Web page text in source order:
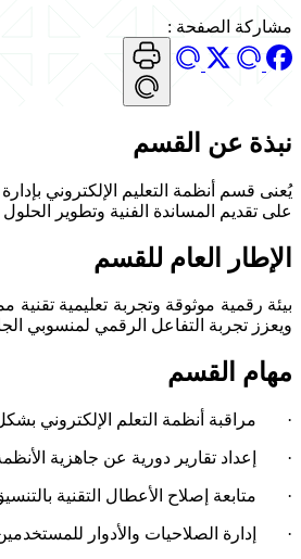
مشاركة الصفحة :
نبذة عن القسم
يُعنى قسم أنظمة التعليم الإلكتروني
على تقديم المساندة الفنية وتطوير
الإطار العام للقسم
بيئة رقمية موثوقة وتجربة تعليمية
ويعزز تجربة التفاعل الرقمي لمنسوبي
مهام القسم
· مراقبة أنظمة التعلم الإلكتروني
· إعداد تقارير دورية عن جاهزية
· متابعة إصلاح الأعطال التقنية
· إدارة الصلاحيات والأدوار